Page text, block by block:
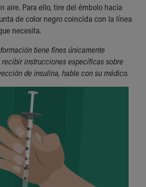
aire. Para ello, tire del émbolo hacia
de color negro coincida con la línea
necesita.
tiene fines únicamente
instrucciones específicas sobre
de insulina, hable con su médico.